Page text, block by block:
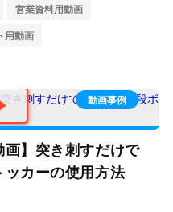
営業資料用動画
用動画
動画事例
画】突き刺すだけで
カーの使用方法